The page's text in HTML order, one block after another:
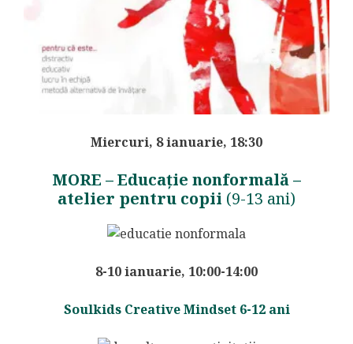
Miercuri, 8 ianuarie, 18:30
MORE –Educație nonformală –
atelier pentru copii (9-13 ani)
8-10 ianuarie, 10:00-14:00
Soulkids Creative Mindset 6-12 ani